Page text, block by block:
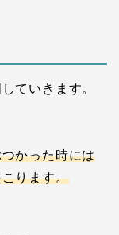
ていきます。
かった時には
ります。